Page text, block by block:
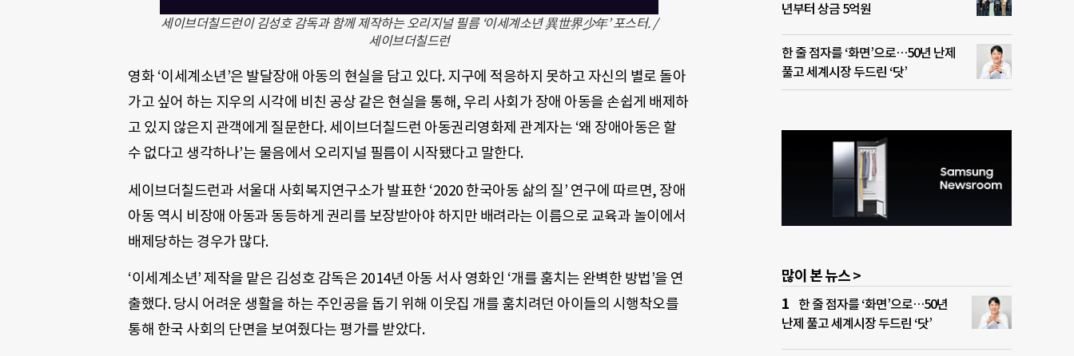
세이브더칠드런이 김성호 감독과 함께 제작하는 오리지널 필름 ‘이세계소년 異世界少年’ 포스터. /
세이브더칠드런
영화 ‘이세계소년’은 발달장애 아동의 현실을 담고 있다. 지구에 적응하지 못하고 자신의 별로 돌아
가고 싶어 하는 지우의 시각에 비친 공상 같은 현실을 통해, 우리 사회가 장애 아동을 손쉽게 배제하
고 있지 않은지 관객에게 질문한다. 세이브더칠드런 아동권리영화제 관계자는 ‘왜 장애아동은 할
수 없다고 생각하나’는 물음에서 오리지널 필름이 시작됐다고 말한다.
세이브더칠드런과 서울대 사회복지연구소가 발표한 ‘2020 한국아동 삶의 질’ 연구에 따르면, 장애
아동 역시 비장애 아동과 동등하게 권리를 보장받아야 하지만 배려라는 이름으로 교육과 놀이에서
배제당하는 경우가 많다.
‘이세계소년’ 제작을 맡은 김성호 감독은 2014년 아동 서사 영화인 ‘개를 훔치는 완벽한 방법’을 연
출했다. 당시 어려운 생활을 하는 주인공을 돕기 위해 이웃집 개를 훔치려던 아이들의 시행착오를
통해 한국 사회의 단면을 보여줬다는 평가를 받았다.
년부터 상금 5억원
한 줄 점자를 ‘화면’으로…50년 난제
풀고 세계시장 두드린 ‘닷’
많이 본 뉴스 >
한 줄 점자를 ‘화면’으로…50년
난제 풀고 세계시장 두드린 ‘닷’